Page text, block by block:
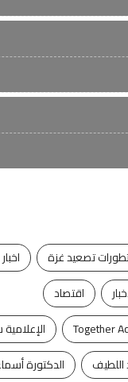
تصعيد غزة
اقتصاد
اللطيف
الدكتورة